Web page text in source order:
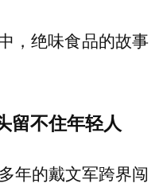
，绝味食品的故事
留不住年轻人
年的戴文军跨界闯